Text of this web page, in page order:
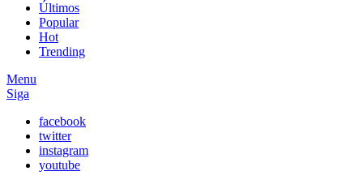
Últimos
Popular
Hot
Trending
Menu
Siga
facebook
twitter
instagram
youtube